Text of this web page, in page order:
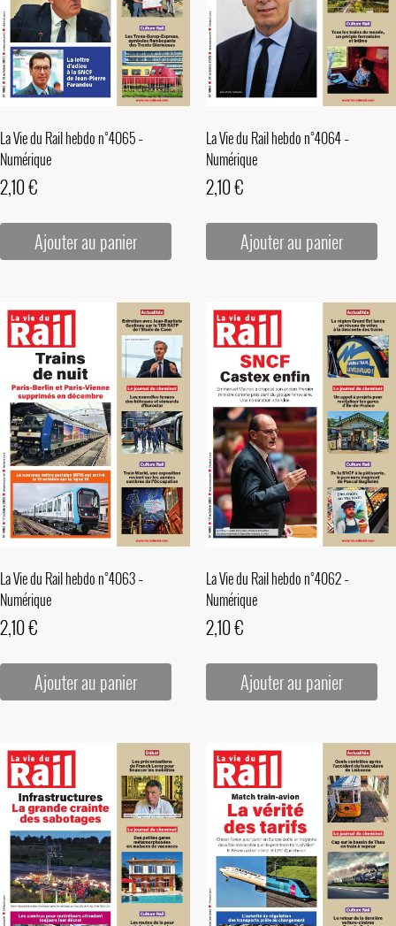
La Vie du Rail hebdo n°4065 –
Numérique
2,10€
Ajouter au panier
La Vie du Rail hebdo n°4064 –
Numérique
2,10€
Ajouter au panier
La Vie du Rail hebdo n°4063 –
Numérique
2,10€
Ajouter au panier
La Vie du Rail hebdo n°4062 –
Numérique
2,10€
Ajouter au panier